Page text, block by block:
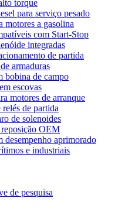
torque
para serviço pesado
motores a gasolina
com Start-Stop
integradas
de partida
armaduras
bobina de campo
escovas
motores de arranque
de partida
de solenoides
OEM
desempenho aprimorado
e industriais
de pesquisa